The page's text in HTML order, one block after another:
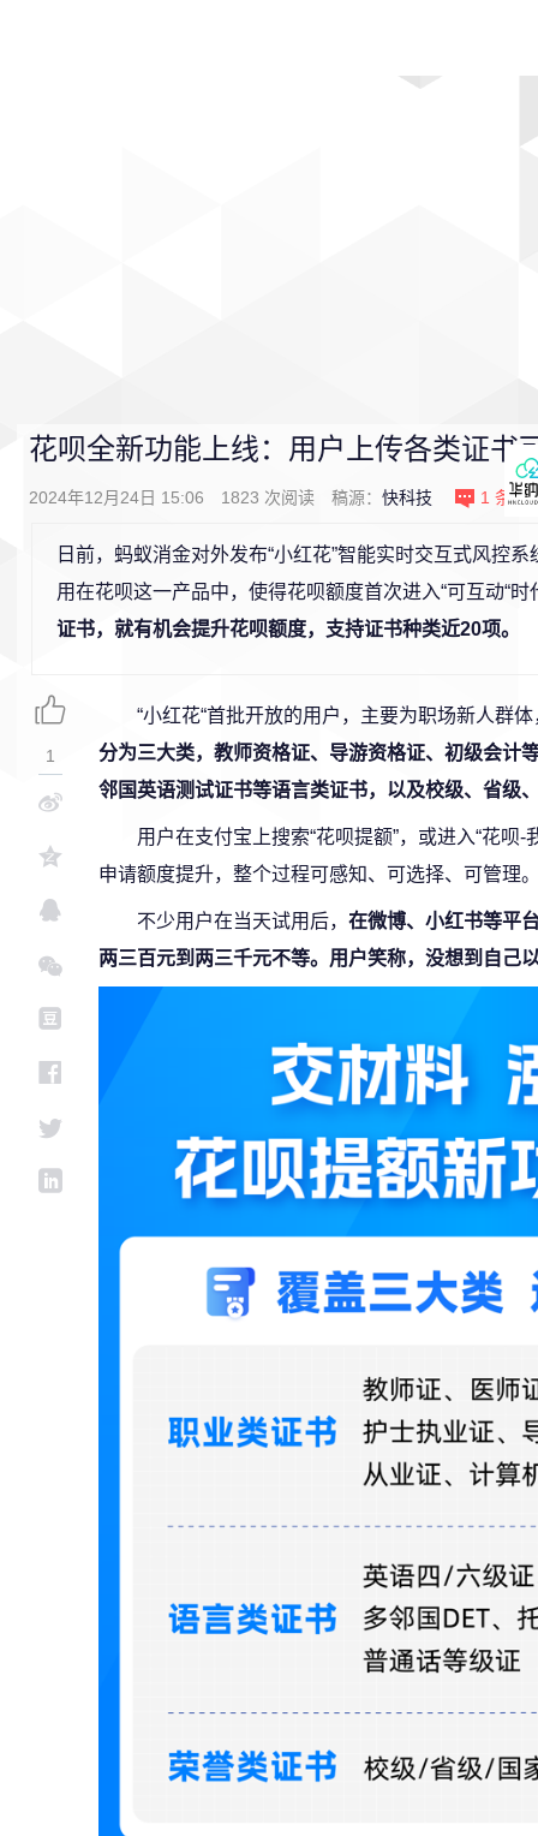
花呗全新功能上线：用户上传各类证书
2024年12月24日 15:06 1823 次阅读 稿源： 快科技 1 条评
日前，蚂蚁消金对外发布“小红花”智能实时交互式风控
用在花呗这一产品中，使得花呗额度首次进入“可互动“时
证书，就有机会提升花呗额度，支持证书种类近20项。
“小红花“首批开放的用户，主要为职场新人群
分为三大类，教师资格证、导游资格证、初级会计
邻国英语测试证书等语言类证书，以及校级、省级
用户在支付宝上搜索“花呗提额”，或进入“花呗
申请额度提升，整个过程可感知、可选择、可管理
不少用户在当天试用后， 在微博、小红书等平
两三百元到两三千元不等。用户笑称，没想到自己
1